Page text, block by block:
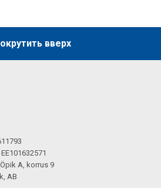
вверх
A, korrus 9
AB